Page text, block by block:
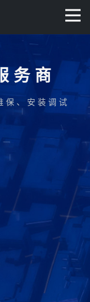
务商
保、安装调试